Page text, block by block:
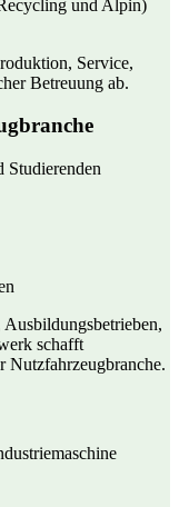
und Alpin)
Service,
Betreuung ab.
Studierenden
schafft
Nutzfahrzeugbranche.